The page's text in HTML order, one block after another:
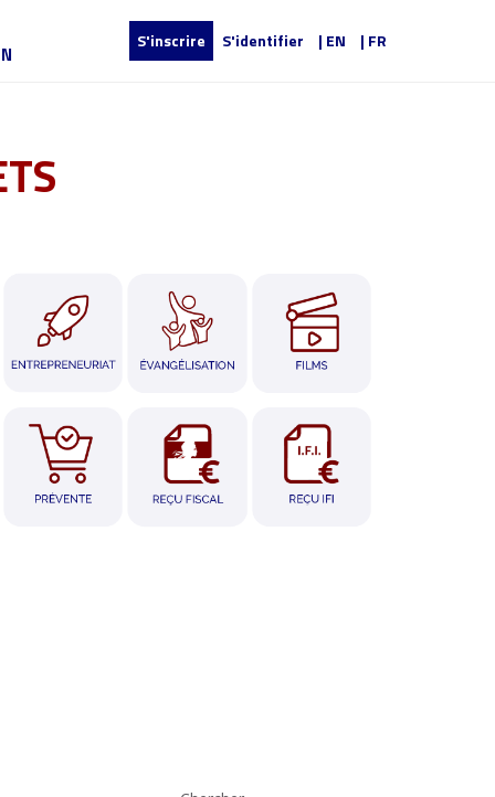
S'inscrire S'identifier | EN | FR